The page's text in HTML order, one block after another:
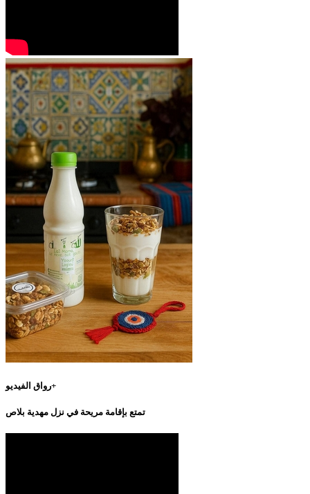
رواق الفيديو+
تمتع بإقامة مريحة في نزل مهدية بلاص